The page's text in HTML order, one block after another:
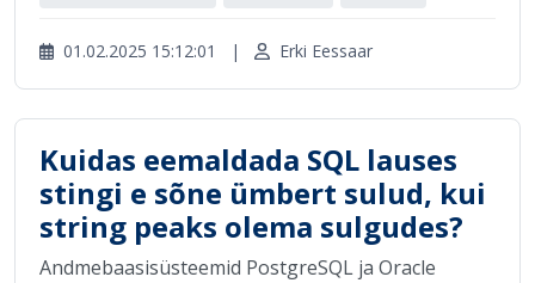
01.02.2025 15:12:01 | Erki Eessaar
Kuidas eemaldada SQL lauses
stingi e sõne ümbert sulud, kui
string peaks olema sulgudes?
Andmebaasisüsteemid PostgreSQL ja Oracle